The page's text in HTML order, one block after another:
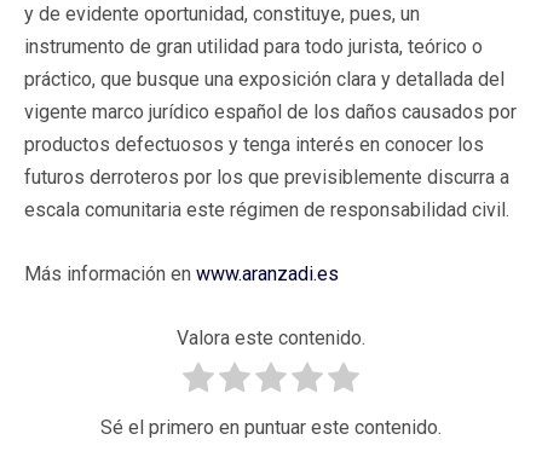
y de evidente oportunidad, constituye, pues, un
instrumento de gran utilidad para todo jurista, teórico o
práctico, que busque una exposición clara y detallada del
vigente marco jurídico español de los daños causados por
productos defectuosos y tenga interés en conocer los
futuros derroteros por los que previsiblemente discurra a
escala comunitaria este régimen de responsabilidad civil.
Más información en www.aranzadi.es
Valora este contenido.
Sé el primero en puntuar este contenido.